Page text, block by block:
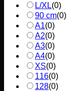
L/XL(0)
90 cm(0)
A1(0)
A2(0)
A3(0)
A4(0)
XS(0)
116(0)
128(0)